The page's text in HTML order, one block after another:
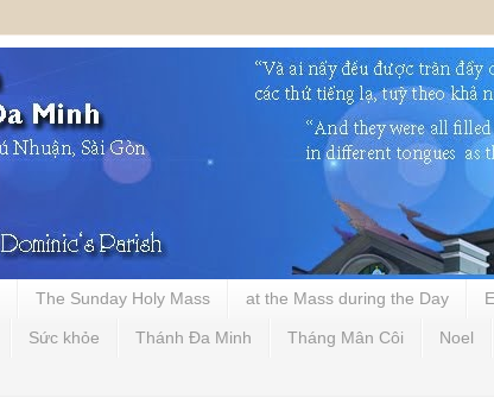
The Sunday Holy Mass at the Mass during the Day
Sức khỏe Thánh Đa Minh Tháng Mân Côi Noel